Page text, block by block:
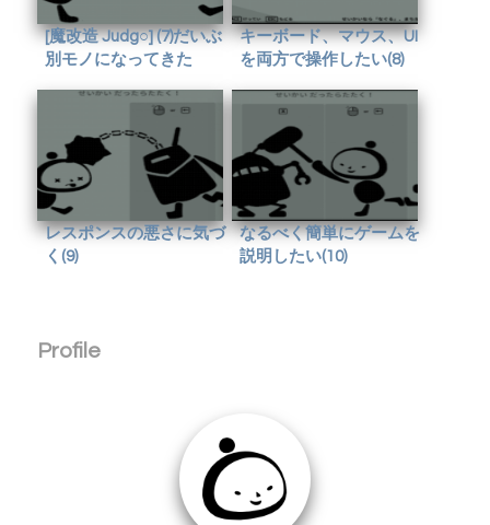
[魔改造 Judg○] (7)だいぶ
別モノになってきた
キーボード、マウス、UI
を両方で操作したい(8)
レスポンスの悪さに気づ
く(9)
なるべく簡単にゲームを
説明したい(10)
Profile